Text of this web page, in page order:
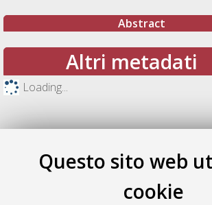
Questo sito web
cookie
Abstract
Altri metadati
Loading...